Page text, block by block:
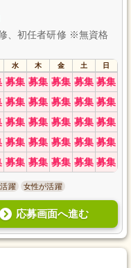
、初任者研修 ※無資格
水 木 金 土 日
募集 募集 募集 募集 募集
募集 募集 募集 募集 募集
募集 募集 募集 募集 募集
募集 募集 募集 募集 募集
募集 募集 募集 募集 募集
躍 女性が活躍
応募画面へ進む